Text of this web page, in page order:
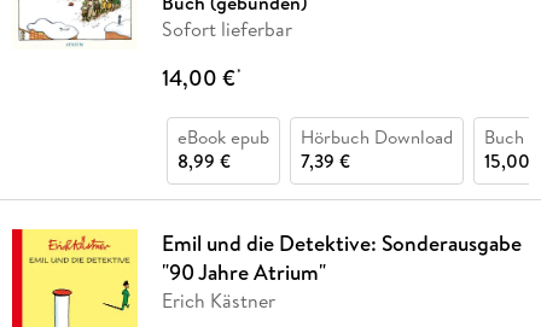
Sofort lieferbar
14,00 €*
eBook epub
8,99 €
Hörbuch Download
7,39 €
Buch
15,00
Emil und die Detektive: Sonderausgabe
"90 Jahre Atrium"
Erich Kästner